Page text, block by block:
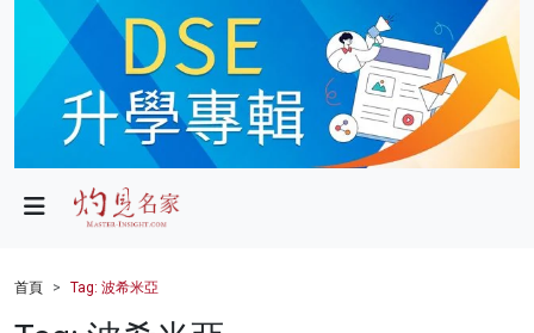
政局
財經
首頁 Tag: 波希米亞